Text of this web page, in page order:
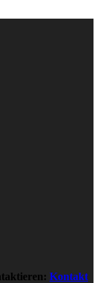
Kontakt